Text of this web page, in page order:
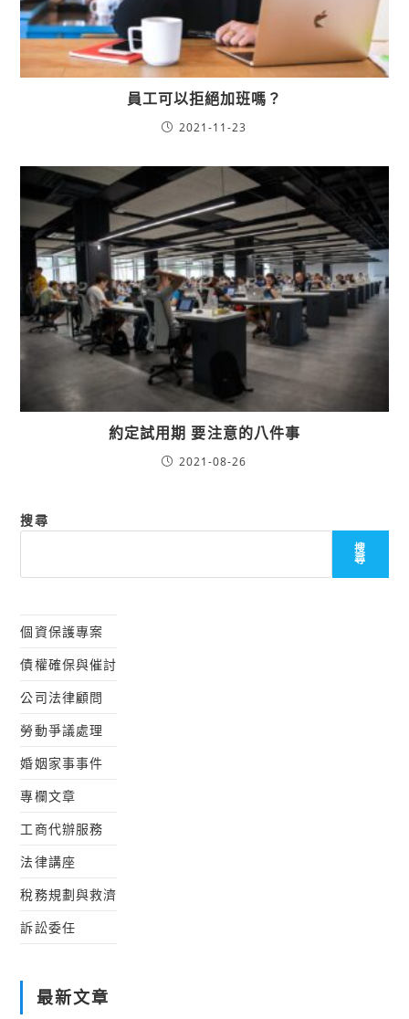
員工可以拒絕加班嗎？
2021-11-23
約定試用期 要注意的八件事
2021-08-26
搜尋
搜
尋
個資保護專案
債權確保與催討
公司法律顧問
勞動爭議處理
婚姻家事事件
專欄文章
工商代辦服務
法律講座
稅務規劃與救濟
訴訟委任
最新文章